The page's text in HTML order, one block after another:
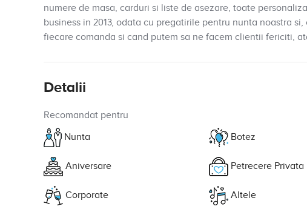
numere de masa, carduri si liste de asezare, toate
business in 2013, odata cu pregatirile pentru nunta noastra
fiecare comanda si cand putem sa ne facem clientii fericiti,
Detalii
Recomandat pentru
Nunta
Botez
Aniversare Petrecere Privata
Corporate Altele